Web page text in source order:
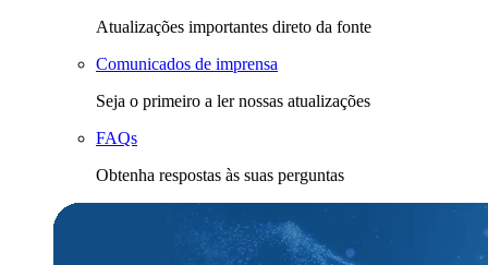
Atualizações importantes direto da fonte
Comunicados de imprensa
Seja o primeiro a ler nossas atualizações
FAQs
Obtenha respostas às suas perguntas